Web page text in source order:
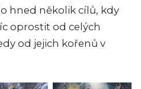
hned několik cílů, kdy
oprostit od celých
od jejich kořenů v